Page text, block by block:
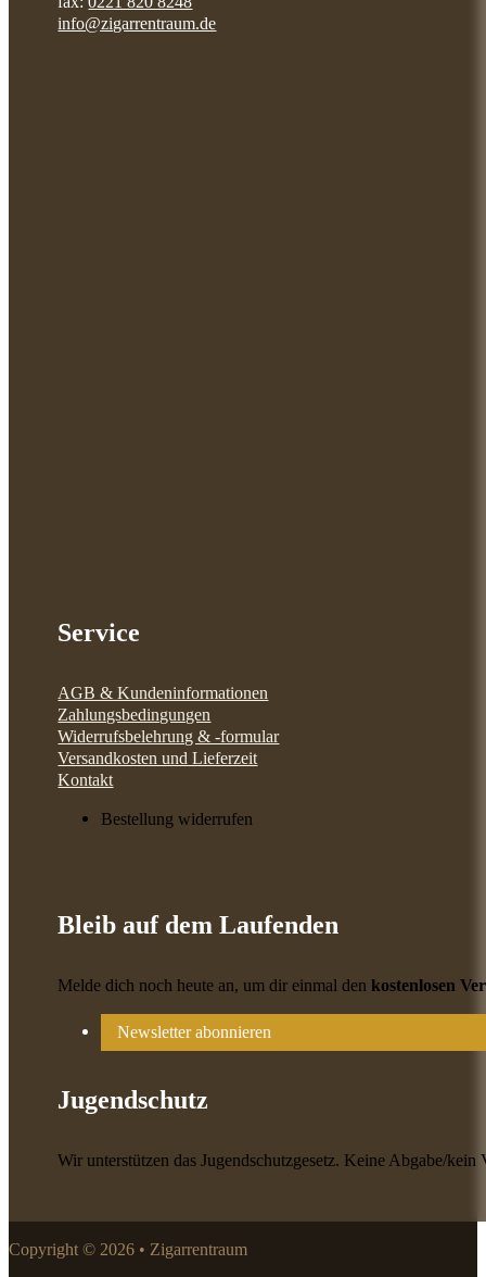
info@zigarrentraum.de
Service
AGB & Kundeninformationen
Zahlungsbedingungen
Widerrufsbelehrung & -formular
Versandkosten und Lieferzeit
Kontakt
Bestellung widerrufen
Bleib auf dem Laufenden
Melde dich noch heute an, um dir einmal denkostenlosen
Newsletter abonnieren
Jugendschutz
Wir unterstützen das Jugendschutzgesetz. Keine Abgabe/
Copyright © 2026 • Zigarrentraum